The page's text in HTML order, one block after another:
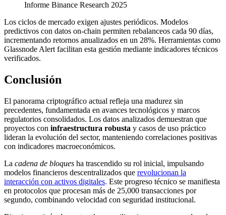
Informe Binance Research 2025
Los ciclos de mercado exigen ajustes periódicos. Modelos
predictivos con datos on-chain permiten rebalanceos cada 90 días,
incrementando retornos anualizados en un 28%. Herramientas como
Glassnode Alert facilitan esta gestión mediante indicadores técnicos
verificados.
Conclusión
El panorama criptográfico actual refleja una madurez sin
precedentes, fundamentada en avances tecnológicos y marcos
regulatorios consolidados. Los datos analizados demuestran que
proyectos con infraestructura robusta y casos de uso práctico
lideran la evolución del sector, manteniendo correlaciones positivas
con indicadores macroeconómicos.
La cadena de bloques ha trascendido su rol inicial, impulsando
modelos financieros descentralizados que revolucionan la
interacción con activos digitales. Este progreso técnico se manifiesta
en protocolos que procesan más de 25,000 transacciones por
segundo, combinando velocidad con seguridad institucional.